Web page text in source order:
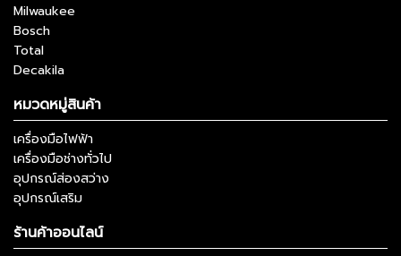
Milwaukee
Bosch
Total
Decakila
หมวดหมู่สินค้า
เครื่องมือไฟฟ้า
เครื่องมือช่างทั่วไป
อุปกรณ์ส่องสว่าง
อุปกรณ์เสริม
ร้านค้าออนไลน์